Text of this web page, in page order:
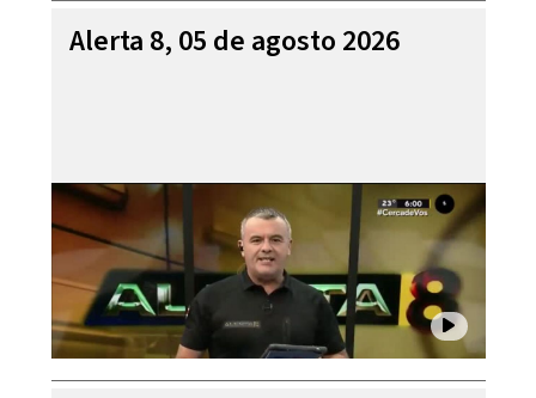
Alerta 8, 05 de agosto 2026